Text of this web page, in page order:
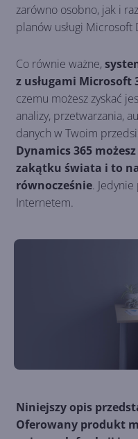
zarówno osobno, jak i
planów usługi Microsoft
Co równie ważne,
z usługami Microsoft
czemu możesz zyskać
analizy, przetwarzania,
danych w Twoim
Dynamics 365
zakątku świata i to
równocześnie.
Internetem.
Niniejszy opis
Oferowany produkt